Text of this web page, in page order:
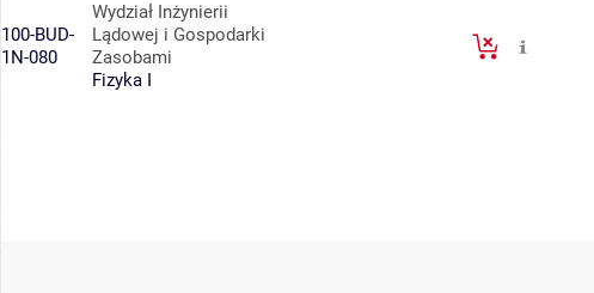
100-BUD-
1N-080
Wydział Inżynierii
Lądowej i Gospodarki
Zasobami
Fizyka I